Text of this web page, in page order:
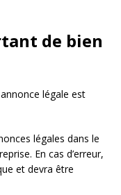
de bien
légale est
légales dans le
En cas d’erreur,
et devra être